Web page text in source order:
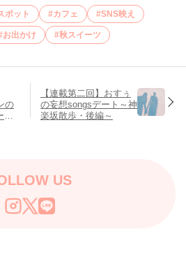
ポット カフェ SNS映え
お出かけ 秋スイーツ
の
ア
【連載第二回】おすぅ
の妄想songsデート～神
楽坂散歩・後編～
US